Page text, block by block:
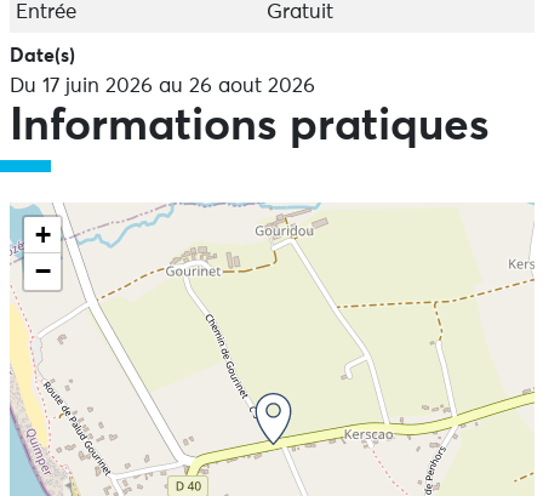
Entrée Gratuit
Date(s)
Du 17 juin 2026 au 26 aout 2026
Informations pratiques
+
−